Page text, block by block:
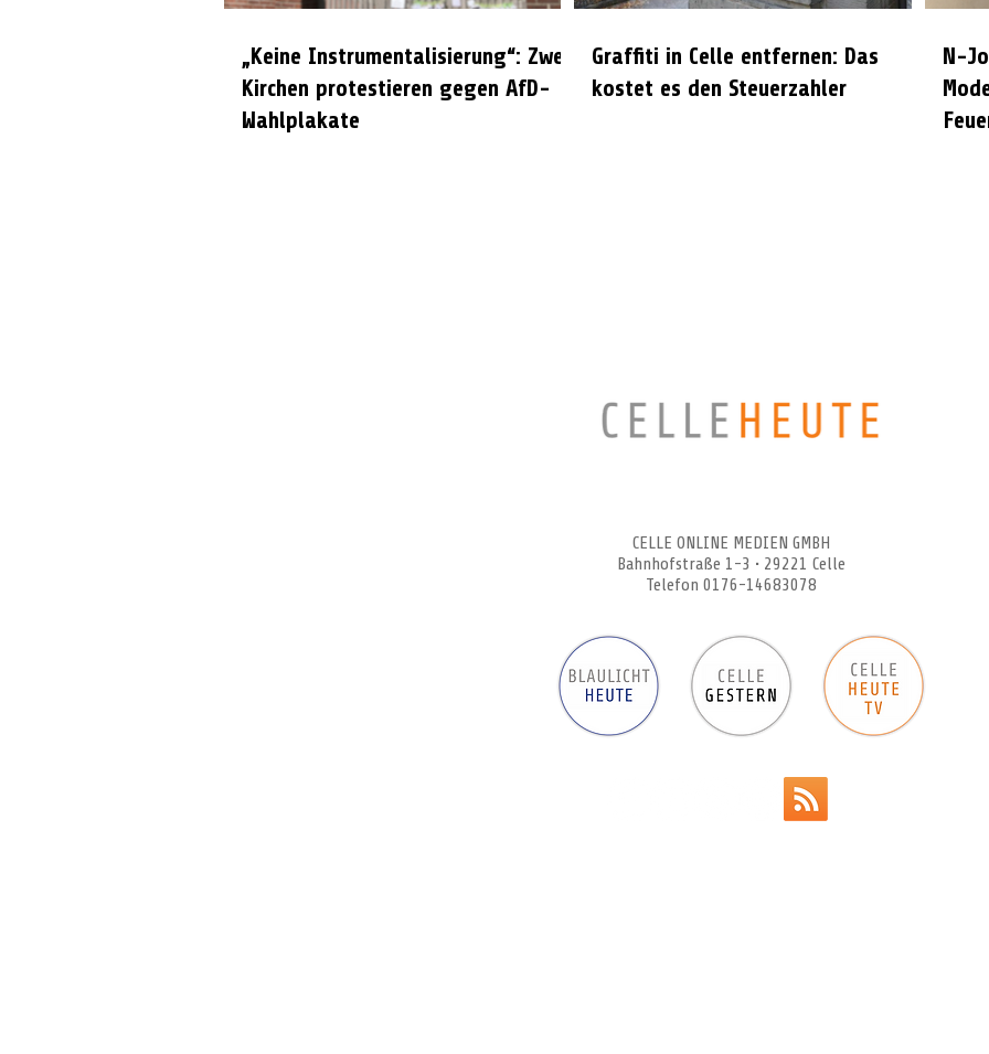
„Keine Instrumentalisierung“: Zwei
Kirchen protestieren gegen AfD-
Wahlplakate
Graffiti in Celle entfernen: Das
kostet es den Steuerzahler
N-
CELLE ONLINE MEDIEN GMBH
Bahnhofstraße 1-3 • 29221 Celle
Telefon 0176-14683078